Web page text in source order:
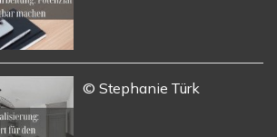
© Stephanie Türk